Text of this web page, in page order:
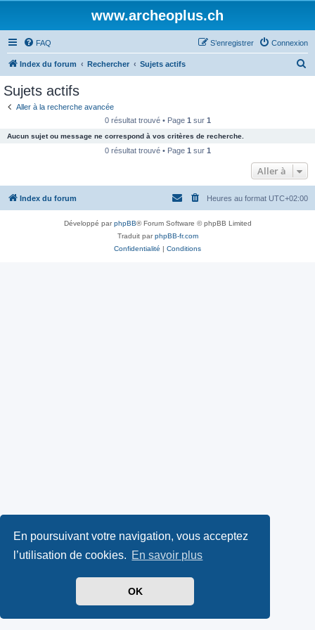
En poursuivant votre navigation, vous acceptez
l’utilisation de cookies. En savoir plus
OK
www.archeoplus.ch
FAQ Connexion
S’enregistrer
Index du forum Rechercher Sujets actifs
c
e
Sujets actifs
Aller à la recherche avancée
0 résultat trouvé • Page 1 sur 1
Aucun sujet ou message ne correspond à vos critères de recherche.
0 résultat trouvé • Page 1 sur 1
Aller à
Index du forum Heures au format UTC+02:00
Développé parphpBB® Forum Software © phpBB Limited
Traduit parphpBB-fr.com
Confidentialité | Conditions